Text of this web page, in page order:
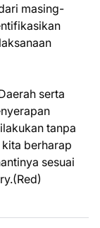
masing-
serta
tanpa
berharap
sesuai